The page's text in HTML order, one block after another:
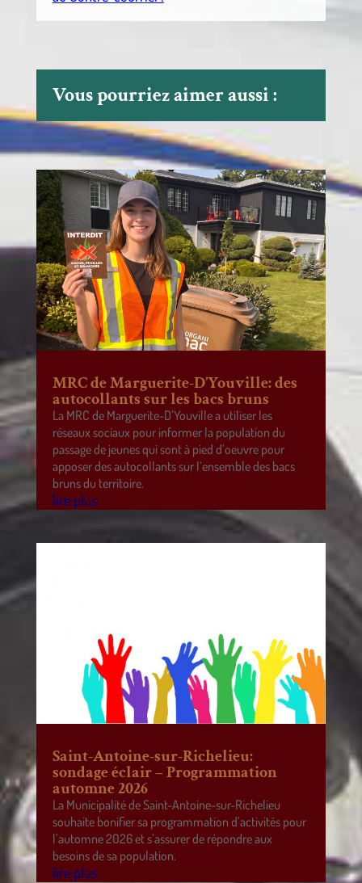
Vous pourriez aimer aussi :
MRC de Marguerite-D’Youville: des
autocollants sur les bacs bruns
La MRC de Marguerite-D’Youville a utiliser les
réseaux sociaux pour informer la population du
passage de jeunes qui sont à pied d’oeuvre pour
apposer des autocollants sur l’ensemble des bacs
bruns du territoire.
lire plus
Saint-Antoine-sur-Richelieu:
sondage éclair – Programmation
automne 2026
La Municipalité de Saint-Antoine-sur-Richelieu
souhaite bonifier sa programmation d’activités pour
l’automne 2026 et s’assurer de répondre aux
besoins de sa population.
lire plus